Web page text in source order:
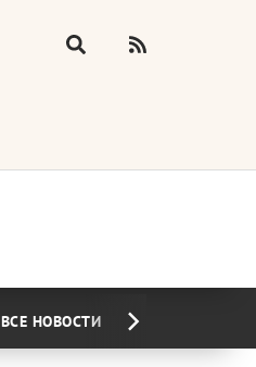
ВСЕ НОВОСТИ